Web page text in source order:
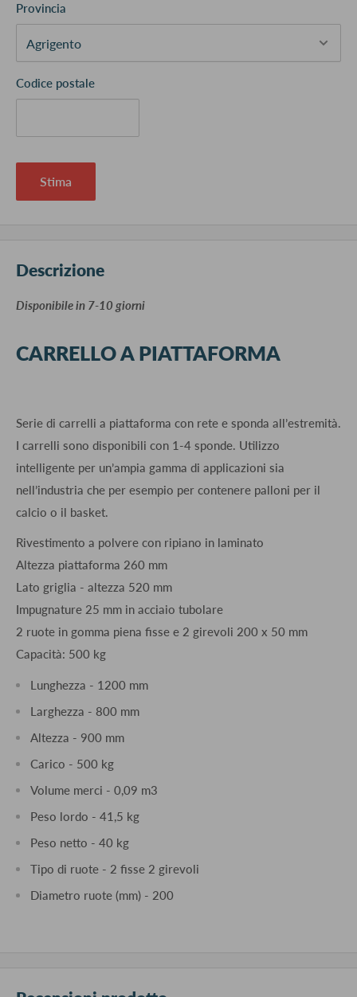
Provincia
Codice postale
Stima
Descrizione
​Disponibile in 7-10 giorni
CARRELLO A PIATTAFORMA
Serie di carrelli a piattaforma con rete e sponda all’estremità.
I carrelli sono disponibili con 1-4 sponde. Utilizzo
intelligente per un’ampia gamma di applicazioni sia
nell’industria che per esempio per contenere palloni per il
calcio o il basket.
Rivestimento a polvere con ripiano in laminato
Altezza piattaforma 260 mm
Lato griglia - altezza 520 mm
Impugnature 25 mm in acciaio tubolare
2 ruote in gomma piena fisse e 2 girevoli 200 x 50 mm
Capacità: 500 kg
Lunghezza - 1200 mm
Larghezza - 800 mm
Altezza - 900 mm
Carico - 500 kg
Volume merci - 0,09 m3
Peso lordo - 41,5 kg
Peso netto - 40 kg
Tipo di ruote - 2 fisse 2 girevoli
Diametro ruote (mm) - 200